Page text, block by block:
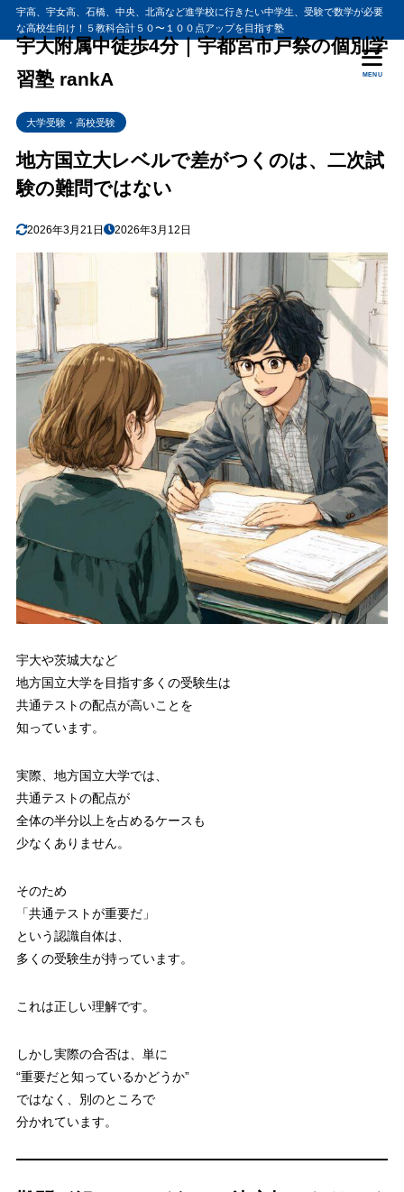
宇高、宇女高、石橋、中央、北高など進学校に行きたい中学生、受験で数学が必要
な高校生向け！５教科合計５０〜１００点アップを目指す塾
宇大附属中徒歩4分｜宇都宮市戸祭の個別学
習塾 rankA
MENU
大学受験・高校受験
地方国立大レベルで差がつくのは、二次試
験の難問ではない
2026年3月21日 2026年3月12日
宇大や茨城大など
地方国立大学を目指す多くの受験生は
共通テストの配点が高いことを
知っています。
実際、地方国立大学では、
共通テストの配点が
全体の半分以上を占めるケースも
少なくありません。
そのため
「共通テストが重要だ」
という認識自体は、
多くの受験生が持っています。
これは正しい理解です。
しかし実際の合否は、単に
“重要だと知っているかどうか”
ではなく、別のところで
分かれています。